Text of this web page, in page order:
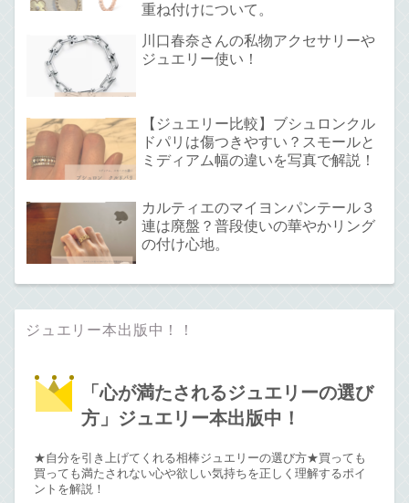
重ね付けについて。
川口春奈さんの私物アクセサリーや
ジュエリー使い！
【ジュエリー比較】ブシュロンクル
ドパリは傷つきやすい？スモールと
ミディアム幅の違いを写真で解説！
カルティエのマイヨンパンテール３
連は廃盤？普段使いの華やかリング
の付け心地。
ジュエリー本出版中！！
「心が満たされるジュエリーの選び
方」ジュエリー本出版中！
★自分を引き上げてくれる相棒ジュエリーの選び方★買っても
買っても満たされない心や欲しい気持ちを正しく理解するポイ
ントを解説！